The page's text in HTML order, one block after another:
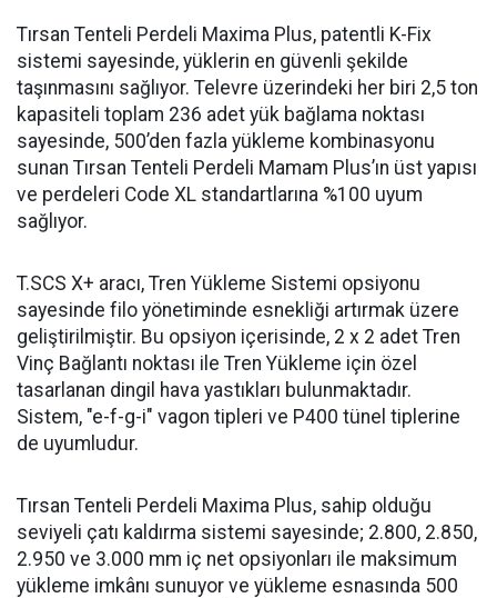
Tırsan Tenteli Perdeli Maxima Plus, patentli K-Fix
sistemi sayesinde, yüklerin en güvenli şekilde
taşınmasını sağlıyor. Televre üzerindeki her biri 2,5 ton
kapasiteli toplam 236 adet yük bağlama noktası
sayesinde, 500’den fazla yükleme kombinasyonu
sunan Tırsan Tenteli Perdeli Mamam Plus’ın üst yapısı
ve perdeleri Code XL standartlarına %100 uyum
sağlıyor.
T.SCS X+ aracı, Tren Yükleme Sistemi opsiyonu
sayesinde filo yönetiminde esnekliği artırmak üzere
geliştirilmiştir. Bu opsiyon içerisinde, 2 x 2 adet Tren
Vinç Bağlantı noktası ile Tren Yükleme için özel
tasarlanan dingil hava yastıkları bulunmaktadır.
Sistem, "e-f-g-i" vagon tipleri ve P400 tünel tiplerine
de uyumludur.
Tırsan Tenteli Perdeli Maxima Plus, sahip olduğu
seviyeli çatı kaldırma sistemi sayesinde; 2.800, 2.850,
2.950 ve 3.000 mm iç net opsiyonları ile maksimum
yükleme imkânı sunuyor ve yükleme esnasında 500